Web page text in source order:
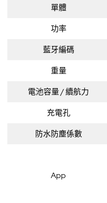
單體
功率
藍牙編碼
重量
電池容量 / 續航力
充電孔
防水防塵係數
App